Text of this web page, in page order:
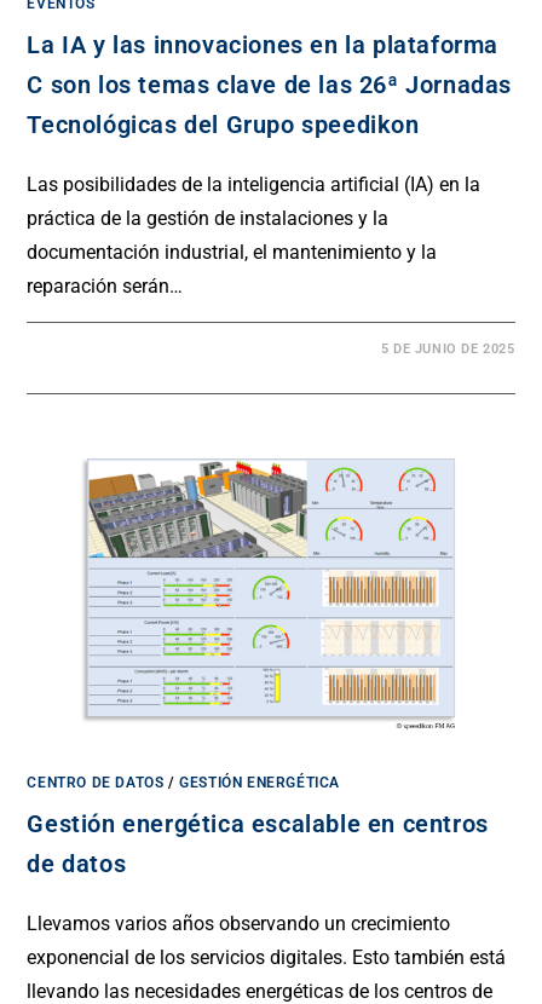
La IA y las innovaciones en la plataforma
C son los temas clave de las 26ª Jornadas
Tecnológicas del Grupo speedikon
Las posibilidades de la inteligencia artificial (IA) en la
práctica de la gestión de instalaciones y la
documentación industrial, el mantenimiento y la
reparación serán…
5 DE JUNIO DE 2025
CENTRO DE DATOS /GESTIÓN ENERGÉTICA
Gestión energética escalable en centros
de datos
Llevamos varios años observando un crecimiento
exponencial de los servicios digitales. Esto también está
llevando las necesidades energéticas de los centros de